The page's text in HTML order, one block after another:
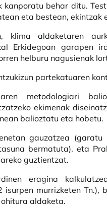
kanporatu behar ditu.
eta bestean, ekintzak
klima aldaketaren
Erkidegoan garapen
helburu nagusienak
partekatuaren
metodologiari
ekimenak
balioztatu eta hobetu.
gauzatzea
bermatuta), eta
guztientzat.
eragina
isurpen murrizketen
aldaketa.